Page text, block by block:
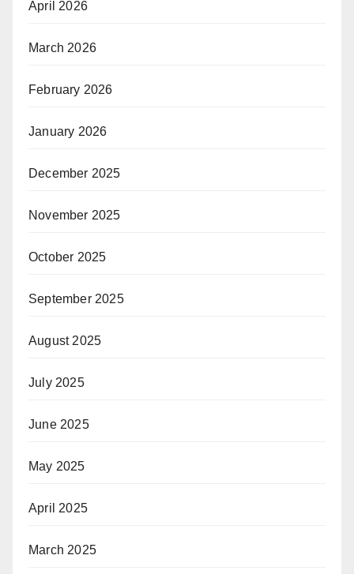
April 2026
March 2026
February 2026
January 2026
December 2025
November 2025
October 2025
September 2025
August 2025
July 2025
June 2025
May 2025
April 2025
March 2025